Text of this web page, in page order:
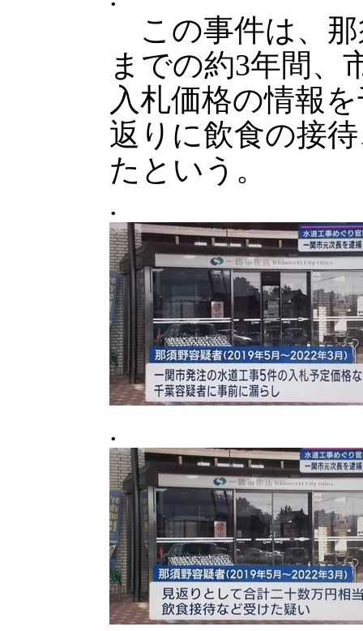
この事件は、那
までの約3年間、
入札価格の情報
返りに飲食の接
たという。
.
.